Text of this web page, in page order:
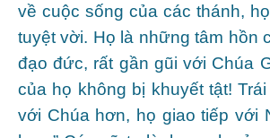
về cuộc sống của các thánh,
tuyệt vời. Họ là những tâm hồn
đạo đức, rất gần gũi với Chúa
của họ không bị khuyết tật!
với Chúa hơn, họ giao tiếp với